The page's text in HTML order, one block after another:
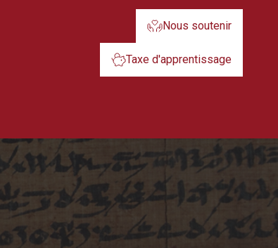
Nous soutenir
Taxe d'apprentissage